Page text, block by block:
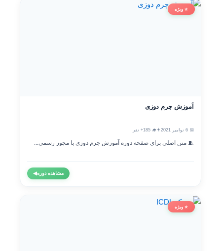
⭐ ویژه
آموزش چرم دوزی
📅 6 نوامبر 2021 👨‍🎓 185+ نفر
🧵 متن اصلی برای صفحه دوره آموزش چرم دوزی با مجوز رسمی...
مشاهده دوره◀
⭐ ویژه